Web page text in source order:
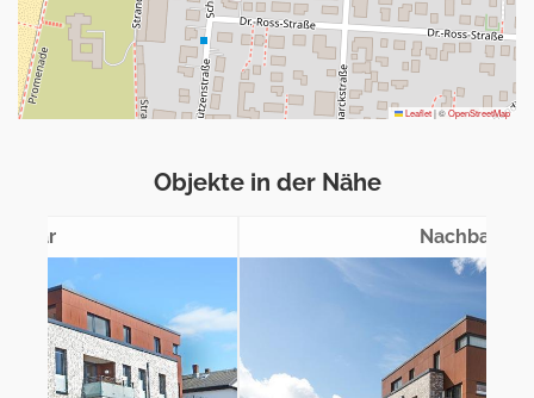
Leaflet|©OpenStreetMap
Objekte in der Nähe